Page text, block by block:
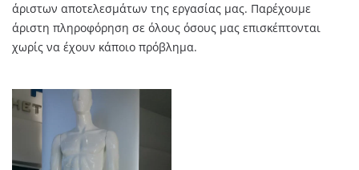
άριστων αποτελεσμάτων της εργασίας μας. Παρέχουμε
άριστη πληροφόρηση σε όλους όσους μας επισκέπτονται
χωρίς να έχουν κάποιο πρόβλημα.